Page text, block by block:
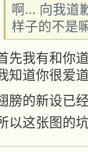
啊… 向我道
样子的不是
先我有和你
知道你很爱
膀的新设已
以这张图的